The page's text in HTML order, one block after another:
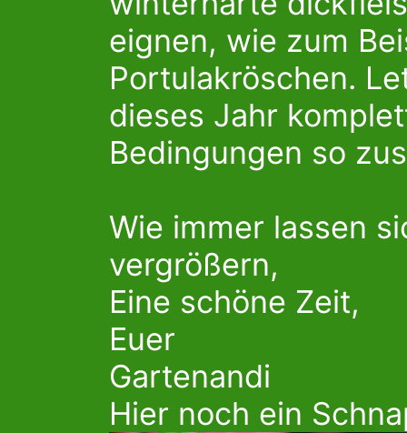
eignen, wie zum
Portulakröschen.
dieses Jahr
Bedingungen so
Wie immer lassen
vergrößern,
Eine schöne Zeit,
Euer
Gartenandi
Hier noch ein